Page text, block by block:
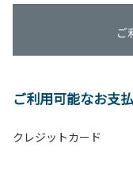
ご
ご利用可能なお支
クレジットカード